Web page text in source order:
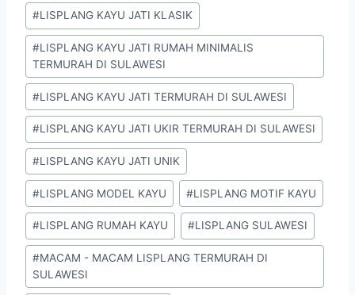
#LISPLANG KAYU JATI KLASIK
#LISPLANG KAYU JATI RUMAH MINIMALIS
TERMURAH DI SULAWESI
#LISPLANG KAYU JATI TERMURAH DI SULAWESI
#LISPLANG KAYU JATI UKIR TERMURAH DI SULAWESI
#LISPLANG KAYU JATI UNIK
#LISPLANG MODEL KAYU #LISPLANG MOTIF KAYU
#LISPLANG RUMAH KAYU #LISPLANG SULAWESI
#MACAM - MACAM LISPLANG TERMURAH DI
SULAWESI